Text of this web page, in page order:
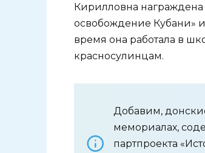
Кирилловна награждена
освобождение Кубани»
время она работала в
красносулинцам.
Добавим,
мемориалах,
партпроекта